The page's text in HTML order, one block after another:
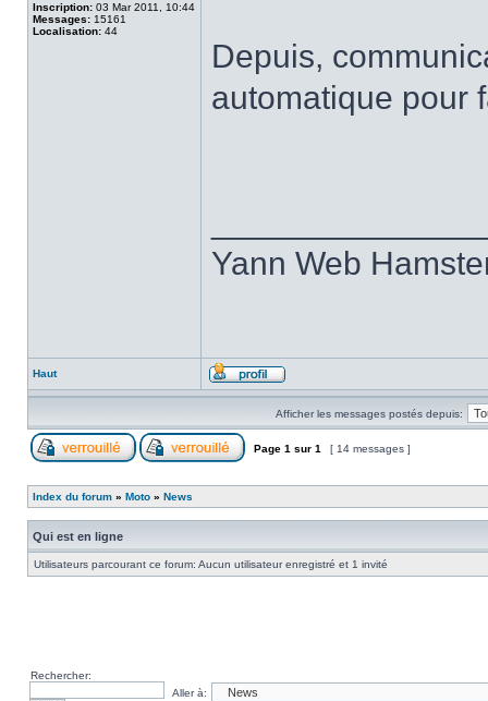
Inscription: 03 Mar 2011, 10:44
Messages: 15161
Localisation: 44
Depuis,
automatique pour
Yann Web
Haut
Afficher les messages postés depuis:
Page 1 sur 1 [ 14 messages ]
Index du forum » Moto » News
Qui est en ligne
Utilisateurs parcourant ce forum: Aucun utilisateur enregistré et 1 invité
Rechercher:
Aller à: